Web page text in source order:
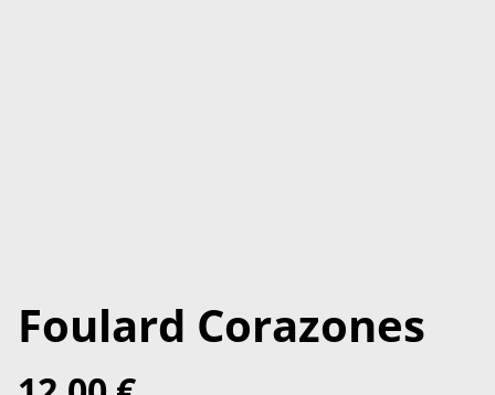
Foulard Corazones